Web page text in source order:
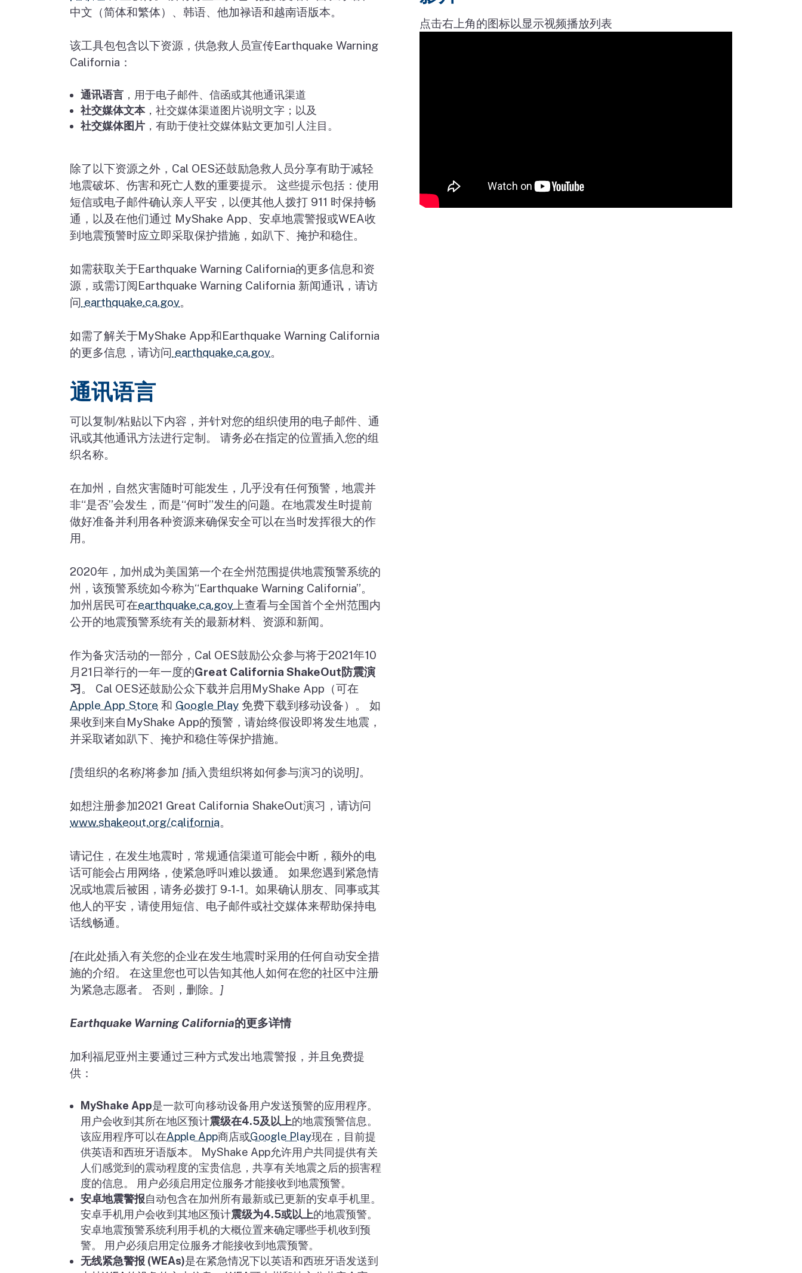
中文（简体和繁体）、韩语、他加禄语和越南语版本。
该工具包包含以下资源，供急救人员宣传Earthquake Warning
California ：
通讯语言 ，用于电子邮件、信函或其他通讯渠道
社交媒体文本，社交媒体渠道图片说明文字；以及
社交媒体图片 ，有助于使社交媒体贴文更加引人注目。
除了以下资源之外， Cal OES还鼓励急救人员分享有助于减轻
地震破坏、伤害和死亡人数的重要提示。 这些提示包括：使用
短信或电子邮件确认亲人平安，以便其他人拨打 911 时保持畅
通，以及在他们通过 MyShake App、安卓地震警报或WEA收
到地震预警时应立即采取保护措施，如趴下、掩护和稳住。
如需获取关于Earthquake Warning California的更多信息和资
源，或需订阅Earthquake Warning California 新闻通讯，请访
问 earthquake.ca.gov。
如需了解关于MyShake App和Earthquake Warning California
的更多信息，请访问 earthquake.ca.gov。
通讯语言
可以复制 /粘贴以下内容，并针对您的组织使用的电子邮件、通
讯或其他通讯方法进行定制。
请务必在指定的位置插入您的组
织名称。
在加州，自然灾害随时可能发生，几乎没有任何预警，地震并
非“是否”会发生，而是“何时”发生的问题。在地震发生时提前
做好准备并利用各种资源来确保安全可以在当时发挥很大的作
用。
2020年，加州成为美国第一个在全州范围提供地震预警系统的
州，该预警系统如今称为“Earthquake Warning California”。
加州居民可在earthquake.ca.gov 上查看与全国首个全州范围内
公开的地震预警系统有关的最新材料、资源和新闻。
作为备灾活动的一部分， Cal OES鼓励公众参与将于2021年10
月21 日举行的一年一度的Great California ShakeOut防震演
习。 Cal OES还鼓励公众下载并启用MyShake App （可在
Apple App Store 和 Google Play 免费下载到移动设备）。 如
果收到来自 MyShake App的预警，请始终假设即将发生地震，
并采取诸如趴下、掩护和稳住等保护措施。
[贵组织的名称]将参加 [插入贵组织将如何参与演习的说明]。
如想注册参加2021 Great California ShakeOut演习，请访问
www.shakeout.org/california。
请记住，在发生地震时，常规通信渠道可能会中断，额外的电
话可能会占用网络，使紧急呼叫难以拨通。 如果您遇到紧急情
况或地震后被困，请务必拨打 9-1-1。如果确认朋友、同事或其
他人的平安，请使用短信、电子邮件或社交媒体来帮助保持电
话线畅通。
[在此处插入有关您的企业在发生地震时采用的任何自动安全措
施的介绍。
在这里您也可以告知其他人如何在您的社区中注册
为紧急志愿者。
否则，删除。 ]
Earthquake Warning California的更多详情
加利福尼亚州主要通过三种方式发出地震警报，并且免费提
供：
MyShake App是一款可向移动设备用户发送预警的应用程序。
用户会收到其所在地区预计震级在4.5及以上的地震预警信息。
该应用程序可以在Apple App商店或Google Play现在，目前提
供英语和西班牙语版本。
MyShake App允许用户共同提供有关
人们感觉到的震动程度的宝贵信息，共享有关地震之后的损害程
度的信息。 用户必须启用定位服务才能接收到地震预警。
安卓地震警报自动包含在加州所有最新或已更新的安卓手机里。
安卓手机用户会收到其地区预计震级为4.5或以上的地震预警。
安卓地震预警系统利用手机的大概位置来确定哪些手机收到预
警。 用户必须启用定位服务才能接收到地震预警。
无线紧急警报 (WEAs)是在紧急情况下以英语和西班牙语发送到
点击右上角的图标以显示视频播放列表